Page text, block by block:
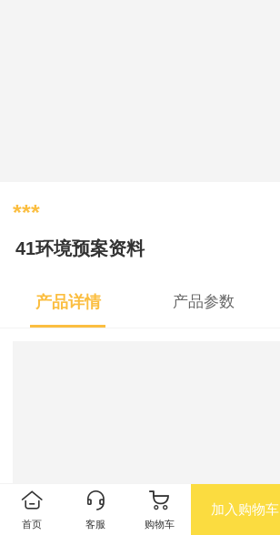
***
41环境预案资料
产品详情 产品参数
首页 客服 购物车
加入购物车